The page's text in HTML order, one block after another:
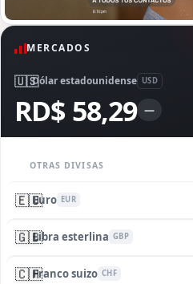
MERCADOS
🇺🇸Dólar estadounidense USD
RD$ 58,29 —
OTRAS DIVISAS
🇪🇺Euro EUR
🇬🇧Libra esterlina GBP
🇨🇭Franco suizo CHF